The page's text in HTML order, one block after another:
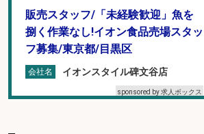
販売スタッフ/「未経験歓迎」魚を
捌く作業なし!イオン食品売場スタッ
フ募集/東京都/目黒区
会社名 イオンスタイル碑文谷店
sponsored by 求人ボックス